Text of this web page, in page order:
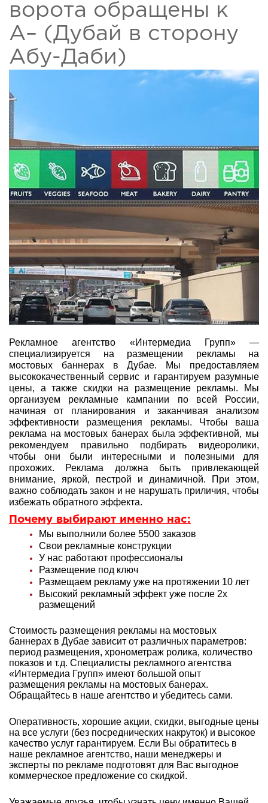
ворота обращены к
А– (Дубай в сторону
Абу-Даби)
Рекламное агентство «Интермедиа Групп» —
специализируется на размещении рекламы на
мостовых баннерах в Дубае. Мы предоставляем
высококачественный сервис и гарантируем разумные
цены, а также скидки на размещение рекламы. Мы
организуем рекламные кампании по всей России,
начиная от планирования и заканчивая анализом
эффективности размещения рекламы. Чтобы ваша
реклама на мостовых банерах была эффективной, мы
рекомендуем правильно подбирать видеоролики,
чтобы они были интересными и полезными для
прохожих. Реклама должна быть привлекающей
внимание, яркой, пестрой и динамичной. При этом,
важно соблюдать закон и не нарушать приличия, чтобы
избежать обратного эффекта.
Почему выбирают именно нас:
Мы выполнили более 5500 заказов
Свои рекламные конструкции
У нас работают профессионалы
Размещение под ключ
Размещаем рекламу уже на протяжении 10 лет
Высокий рекламный эффект уже после 2х
размещений
Стоимость размещения рекламы на мостовых
баннерах в Дубае зависит от различных параметров:
период размещения, хронометраж ролика, количество
показов и т.д. Специалисты рекламного агентства
«Интермедиа Групп» имеют большой опыт
размещения рекламы на мостовых банерах.
Обращайтесь в наше агентство и убедитесь сами.
Оперативность, хорошие акции, скидки, выгодные цены
на все услуги (без посреднических накруток) и высокое
качество услуг гарантируем. Если Вы обратитесь в
наше рекламное агентство, наши менеджеры и
эксперты по рекламе подготовят для Вас выгодное
коммерческое предложение со скидкой.